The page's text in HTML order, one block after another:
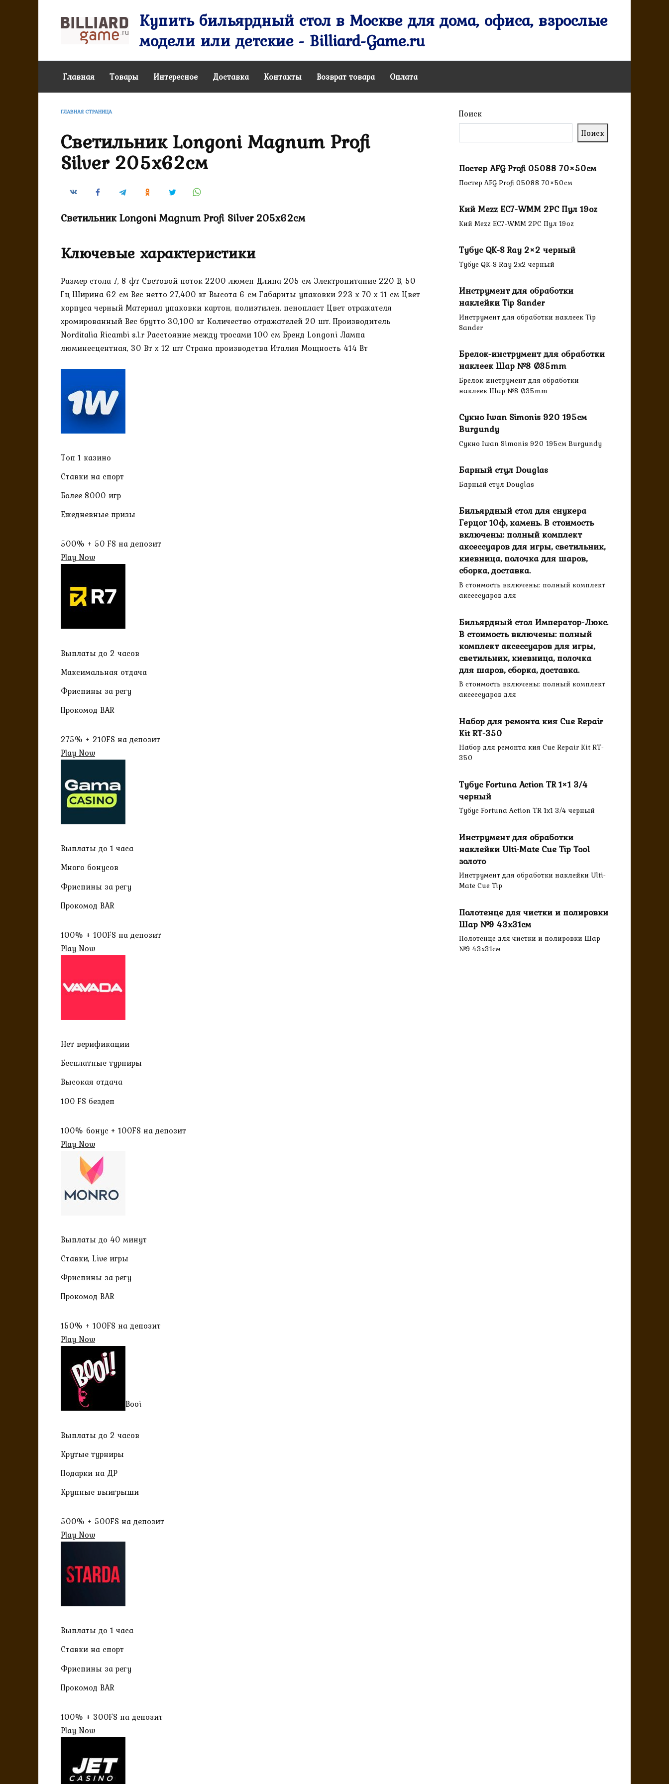
Купить бильярдный стол в Москве для дома, офиса, взрослые
модели или детские - Billiard-Game.ru
Главная Товары Интересное Доставка Контакты Возврат товара Оплата
ГЛАВНАЯ СТРАНИЦА
Светильник Longoni Magnum Profi
Silver 205х62см
Светильник Longoni Magnum Profi Silver 205х62см
Ключевые характеристики
Размер стола 7, 8 фт Световой поток 2200 люмен Длина 205 см Электропитание 220 В, 50
Гц Ширина 62 см Вес нетто 27,400 кг Высота 6 см Габариты упаковки 223 х 70 х 11 см Цвет
корпуса черный Материал упаковки картон, полиэтилен, пенопласт Цвет отражателя
хромированный Вес брутто 30,100 кг Количество отражателей 20 шт. Производитель
Norditalia Ricambi s.l.r Расстояние между тросами 100 см Бренд Longoni Лампа
люминесцентная, 30 Вт х 12 шт Страна производства Италия Мощность 414 Вт
Топ 1 казино
Ставки на спорт
Более 8000 игр
Ежедневные призы
500% + 50 FS на депозит
Play Now
Выплаты до 2 часов
Максимальная отдача
Фриспины за регу
Прокомод BAR
275% + 210FS на депозит
Play Now
Выплаты до 1 часа
Много бонусов
Фриспины за регу
Прокомод BAR
100% + 100FS на депозит
Play Now
Нет верификации
Бесплатные турниры
Высокая отдача
100 FS бездеп
100% бонус + 100FS на депозит
Play Now
Выплаты до 40 минут
Ставки, Live игры
Фриспины за регу
Прокомод BAR
150% + 100FS на депозит
Play Now
Booi
Выплаты до 2 часов
Крутые турниры
Подарки на ДР
Крупные выигрыши
500% + 500FS на депозит
Play Now
Выплаты до 1 часа
Ставки на спорт
Фриспины за регу
Прокомод BAR
100% + 300FS на депозит
Play Now
Поиск
Поиск
Постер AFG Profi 05088 70×50см
Постер AFG Profi 05088 70×50см
Кий Mezz EC7-WMM 2PC Пул 19oz
Кий Mezz EC7-WMM 2PC Пул 19oz
Тубус QK-S Ray 2×2 черный
Тубус QK-S Ray 2x2 черный
Инструмент для обработки
наклейки Tip Sander
Инструмент для обработки наклеек Tip
Sander
Брелок-инструмент для обработки
наклеек Шар №8 Ø35mm
Брелок-инструмент для обработки
наклеек Шар №8 Ø35mm
Сукно Iwan Simonis 920 195см
Burgundy
Сукно Iwan Simonis 920 195см Burgundy
Барный стул Douglas
Барный стул Douglas
Бильярдный стол для снукера
Герцог 10ф, камень. В стоимость
включены: полный комплект
аксессуаров для игры, светильник,
киевница, полочка для шаров,
сборка, доставка.
В стоимость включены: полный комплект
аксессуаров для
Бильярдный стол Император-Люкс.
В стоимость включены: полный
комплект аксессуаров для игры,
светильник, киевница, полочка
для шаров, сборка, доставка.
В стоимость включены: полный комплект
аксессуаров для
Набор для ремонта кия Cue Repair
Kit RT-350
Набор для ремонта кия Cue Repair Kit RT-
350
Тубус Fortuna Action TR 1×1 3/4
черный
Тубус Fortuna Action TR 1x1 3/4 черный
Инструмент для обработки
наклейки Ulti-Mate Cue Tip Tool
золото
Инструмент для обработки наклейки Ulti-
Mate Cue Tip
Полотенце для чистки и полировки
Шар №9 43х31см
Полотенце для чистки и полировки Шар
№9 43х31см